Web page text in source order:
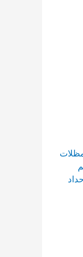
بالكويت / 62223997 / مظلات